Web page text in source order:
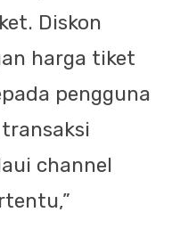
Diskon
harga tiket
pengguna
channel